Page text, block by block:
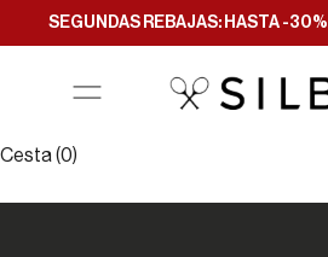
Ir al contenido
SEGUNDAS REBAJAS: HASTA -30%
Cesta (0)